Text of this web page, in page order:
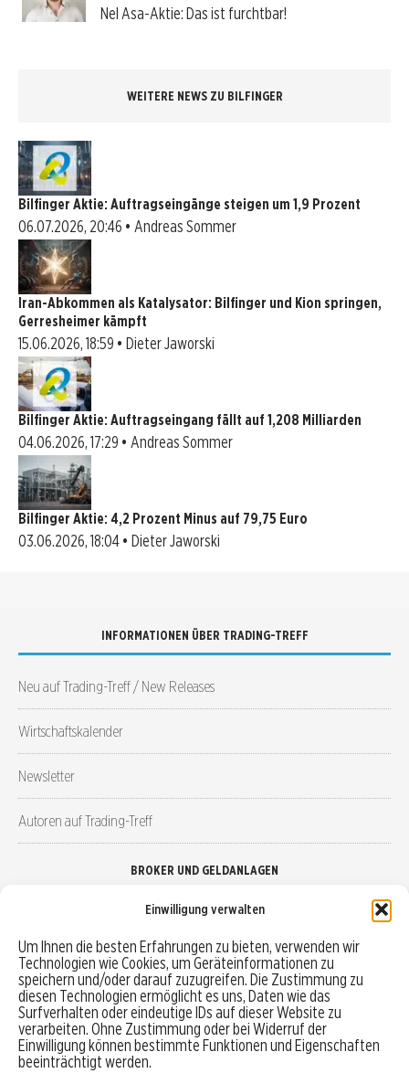
Einwilligung verwalten
Um Ihnen die besten Erfahrungen zu bieten, verwenden wir
Technologien wie Cookies, um Geräteinformationen zu
speichern und/oder darauf zuzugreifen. Die Zustimmung zu
diesen Technologien ermöglicht es uns, Daten wie das
Surfverhalten oder eindeutige IDs auf dieser Website zu
verarbeiten. Ohne Zustimmung oder bei Widerruf der
Einwilligung können bestimmte Funktionen und Eigenschaften
beeinträchtigt werden.
Nel Asa-Aktie: Das ist furchtbar!
WEITERE NEWS ZU BILFINGER
Bilfinger Aktie: Auftragseingänge steigen um 1,9 Prozent
06.07.2026, 20:46 • Andreas Sommer
Iran-Abkommen als Katalysator: Bilfinger und Kion springen,
Gerresheimer kämpft
15.06.2026, 18:59 • Dieter Jaworski
Bilfinger Aktie: Auftragseingang fällt auf 1,208 Milliarden
04.06.2026, 17:29 • Andreas Sommer
Bilfinger Aktie: 4,2 Prozent Minus auf 79,75 Euro
03.06.2026, 18:04 • Dieter Jaworski
INFORMATIONEN ÜBER TRADING-TREFF
Neu auf Trading-Treff / New Releases
Wirtschaftskalender
Newsletter
Autoren auf Trading-Treff
BROKER UND GELDANLAGEN
Robo-Advisor vergleichen
Depotvergleich
Festgeld vergleichen